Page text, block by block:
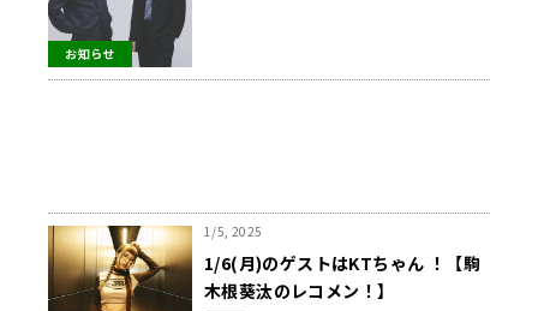
お知らせ
1/5, 2025
1/6(月)のゲストはKTちゃん ！【駒
木根葵汰のレコメン！】